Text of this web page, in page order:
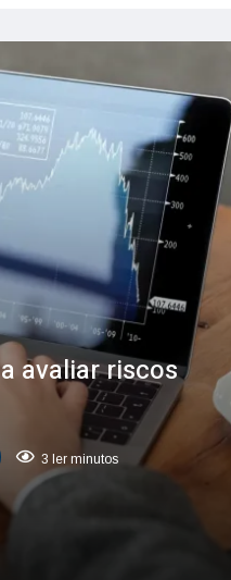
avaliar riscos
3 ler minutos